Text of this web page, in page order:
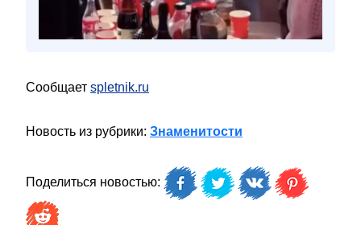
Сообщает spletnik.ru
Новость из рубрики: Знаменитости
Поделиться новостью: